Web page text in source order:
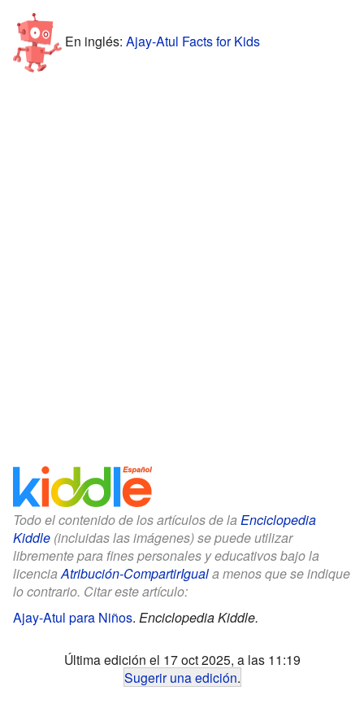
En inglés: Ajay-Atul Facts for Kids
Todo el contenido de los artículos de la Enciclopedia
Kiddle (incluidas las imágenes) se puede utilizar
libremente para fines personales y educativos bajo la
licenciaAtribución-CompartirIguala menos que se indique
lo contrario. Citar este artículo:
Ajay-Atul para Niños. Enciclopedia Kiddle.
Última edición el 17 oct 2025, a las 11:19
Sugerir una edición.